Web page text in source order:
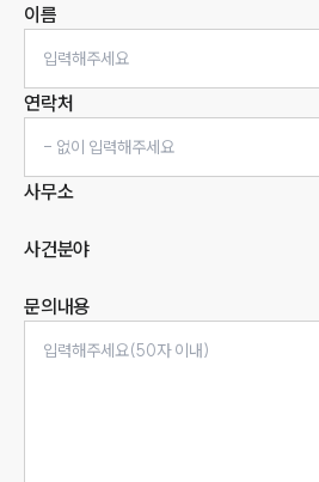
이름
연락처
사무소
사건분야
문의내용